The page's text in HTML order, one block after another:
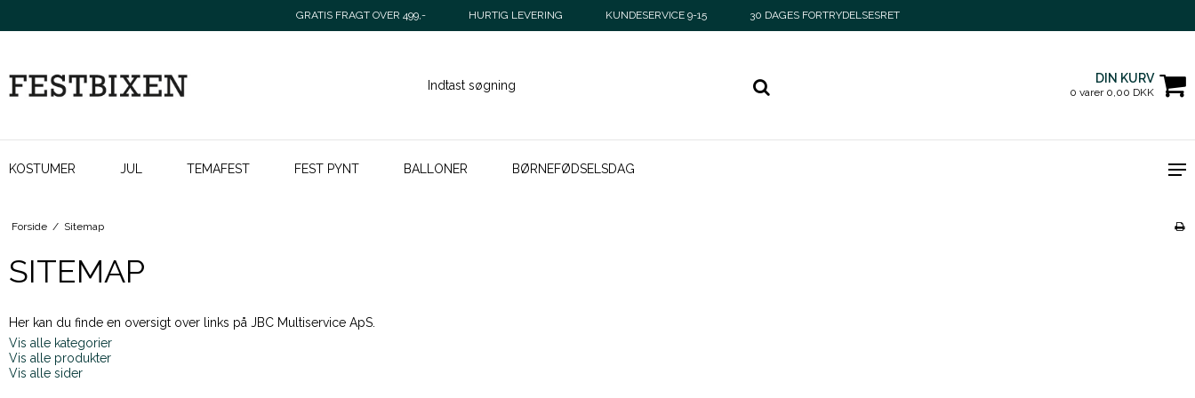
GRATIS FRAGT OVER 499,- HURTIG LEVERING KUNDESERVICE 9-15 30 DAGES FORTRYDELSESRET
DIN KURV
0 varer 0,00 DKK
KOSTUMER JUL TEMAFEST FEST PYNT BALLONER BØRNEFØDSELSDAG
Forside / Sitemap
SITEMAP
Her kan du finde en oversigt over links på JBC Multiservice ApS.
Vis alle kategorier
Vis alle produkter
Vis alle sider